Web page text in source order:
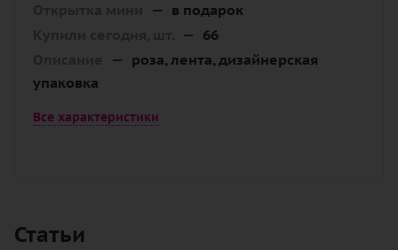
— в подарок
— 66
— роза, лента, дизайнерская
упаковка
Все характеристики
Статьи